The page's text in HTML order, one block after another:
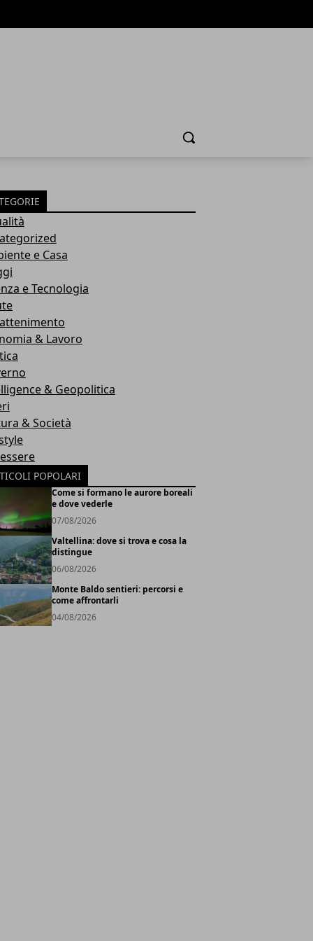
Cerca
e Casa
e Tecnologia
& Lavoro
& Geopolitica
& Società
POPOLARI
Come si formano le aurore boreali
e dove vederle
07/08/2026
Valtellina: dove si trova e cosa la
distingue
06/08/2026
Monte Baldo sentieri: percorsi e
come affrontarli
04/08/2026